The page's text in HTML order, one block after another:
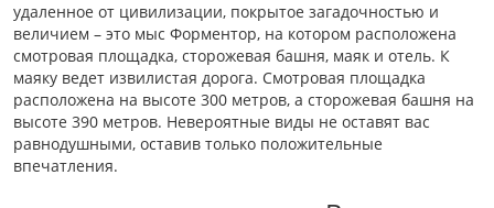
удаленное от цивилизации, покрытое загадочностью и
величием – это мыс Форментор, на котором расположена
смотровая площадка, сторожевая башня, маяк и отель. К
маяку ведет извилистая дорога. Смотровая площадка
расположена на высоте 300 метров, а сторожевая башня на
высоте 390 метров. Невероятные виды не оставят вас
равнодушными, оставив только положительные
впечатления.